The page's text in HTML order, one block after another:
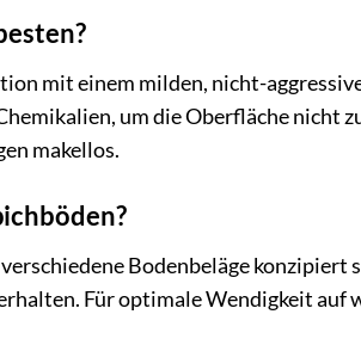
mit einem milden, nicht-
um die Oberfläche nicht
makellos.
Bodenbeläge konzipiert
Für optimale Wendigkeit auf